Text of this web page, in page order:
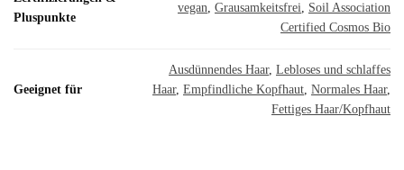
Pluspunkte
vegan Grausamkeitsfrei
Soil Association
Certified Cosmos Bio
Geeignet für
Ausdünnendes Haar, Lebloses und schlaffes
Haar, Empfindliche Kopfhaut Normales Haar,
Fettiges Haar/Kopfhaut